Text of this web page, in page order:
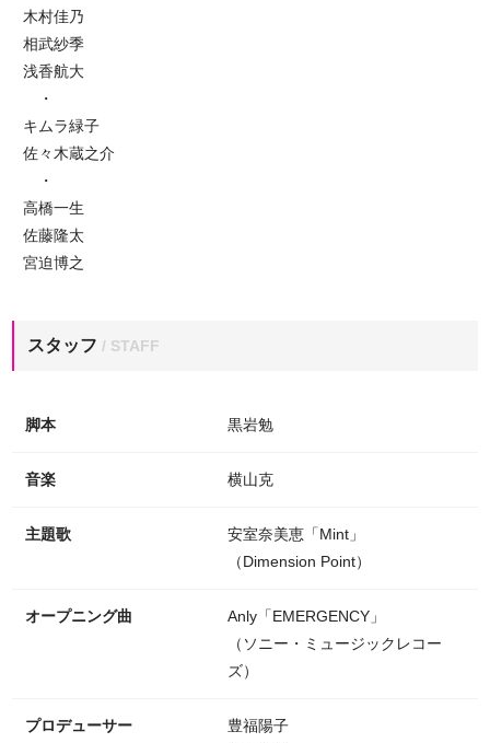
木村佳乃
相武紗季
浅香航大
・
キムラ緑子
佐々木蔵之介
・
高橋一生
佐藤隆太
宮迫博之
スタッフ / STAFF
脚本 黒岩勉
音楽 横山克
主題歌
安室奈美恵「Mint」
（Dimension Point）
オープニング曲
Anly「EMERGENCY」
（ソニー・ミュージックレコー
ズ）
プロデューサー
豊福陽子